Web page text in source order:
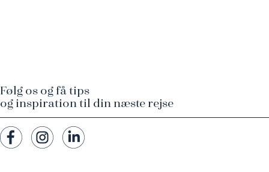
Følg os og få tips
og inspiration til din næste rejse